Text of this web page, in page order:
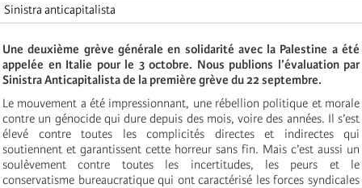
Sinistra anticapitalista
Une deuxième grève générale en solidarité avec la Palestine a été
appelée en Italie pour le 3 octobre. Nous publions l’évaluation par
Sinistra Anticapitalista de la première grève du 22 septembre.
Le mouvement a été impressionnant, une rébellion politique et morale
contre un génocide qui dure depuis des mois, voire des années. Il s’est
élevé contre toutes les complicités directes et indirectes qui
soutiennent et garantissent cette horreur sans fin. Mais c’est aussi un
soulèvement contre toutes les incertitudes, les peurs et le
conservatisme bureaucratique qui ont caractérisé les forces syndicales